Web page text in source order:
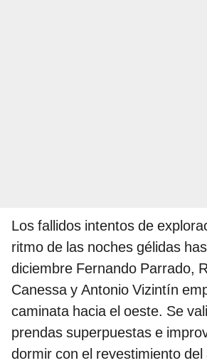
Los fallidos intentos de
ritmo de las noches gélidas
diciembre Fernando Parrado,
Canessa y Antonio Vizintín
caminata hacia el oeste. Se
prendas superpuestas e
dormir con el revestimiento del